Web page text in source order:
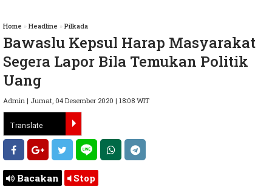
Home » Headline » Pilkada
Bawaslu Kepsul Harap Masyarakat
Segera Lapor Bila Temukan Politik
Uang
Admin | Jumat, 04 Desember 2020 | 18:08 WIT
Bacakan Stop